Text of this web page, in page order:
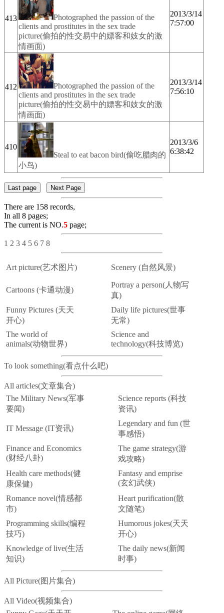
413
Photographed the passion of the
clients and prostitutes in the sex trade
picture(偷拍的性交易中的嫖客和妓女的激
情画面)
2013/3/14
7:57:00
412
Photographed the passion of the
clients and prostitutes in the sex trade
picture(偷拍的性交易中的嫖客和妓女的激
情画面)
2013/3/14
7:56:10
410
Steal to eat bacon bird(偷吃腊肉的
小鸟)
2013/3/6
6:38:42
There are 158 records,
In all 8 pages;
The current is NO.5 page;
1 2 3 4 5 6 7 8
Art picture(艺术图片) Scenery (自然风景)
Cartoons (卡通动漫)
Portray a person(人物写
真)
Funny Pictures (天天
开心)
Daily life pictures(世事
无常)
The world of
animals(动物世界)
Science and
technology(科技博览)
To look something(看点什么吧)
All articles(文章集合)
The Military News(军事
要闻)
Science reports (科技
资讯)
IT Message (IT资讯)
Legendary and fun (世
事感悟)
Finance and Economics
(财经八卦)
The game strategy(游
戏攻略)
Health care methods(健
康保健)
Fantasy and emprise
(玄幻武侠)
Romance novel(情感都
市)
Heart purification(散
文随笔)
Programming skills(编程
技巧)
Humorous jokes(天天
开心)
Knowledge of live(生活
知识)
The daily news(新闻
时事)
All Picture(图片集合)
All Video(视频集合)